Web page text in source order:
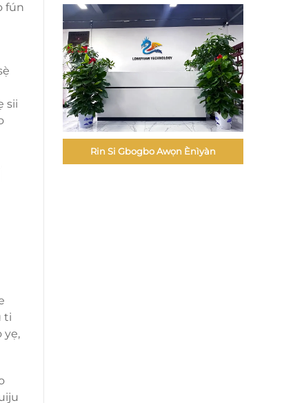
fún
sii
ti
yẹ,
Rin Si Gbogbo Awọn Ènìyàn